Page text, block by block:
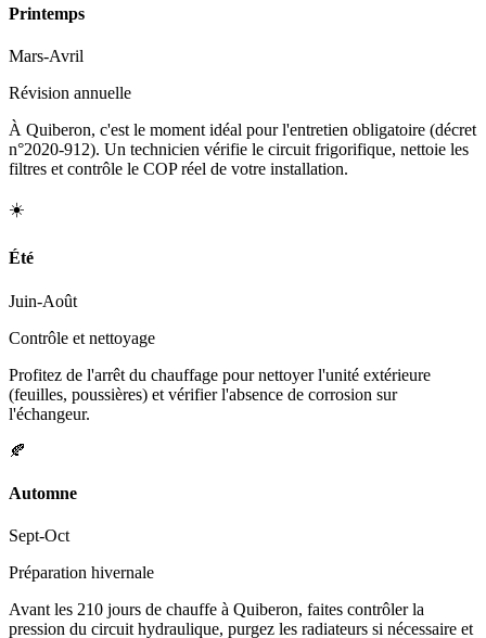
Printemps
Mars-Avril
Révision annuelle
À Quiberon, c'est le moment idéal pour l'entretien obligatoire (décret
n°2020-912). Un technicien vérifie le circuit frigorifique, nettoie les
filtres et contrôle le COP réel de votre installation.
☀️
Été
Juin-Août
Contrôle et nettoyage
Profitez de l'arrêt du chauffage pour nettoyer l'unité extérieure
(feuilles, poussières) et vérifier l'absence de corrosion sur
l'échangeur.
🍂
Automne
Sept-Oct
Préparation hivernale
Avant les 210 jours de chauffe à Quiberon, faites contrôler la
pression du circuit hydraulique, purgez les radiateurs si nécessaire et